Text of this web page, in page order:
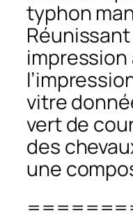
typhon
impression
vitre
vert de
des
une